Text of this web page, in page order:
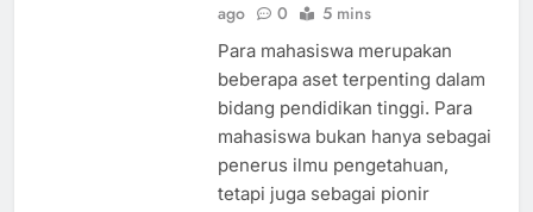
ago
0 5 mins
Para mahasiswa merupakan
beberapa aset terpenting dalam
bidang pendidikan tinggi. Para
mahasiswa bukan hanya sebagai
penerus ilmu pengetahuan,
tetapi juga sebagai pionir